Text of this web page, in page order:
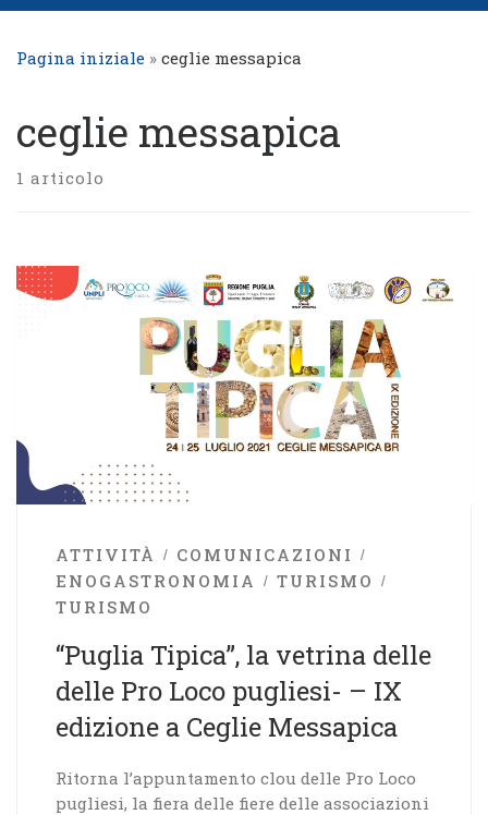
Pagina iniziale » ceglie messapica
ceglie messapica
1 articolo
ATTIVITÀ
COMUNICAZIONI
ENOGASTRONOMIA
TURISMO
TURISMO
“Puglia Tipica”, la vetrina delle
delle Pro Loco pugliesi- – IX
edizione a Ceglie Messapica
Ritorna l’appuntamento clou delle Pro Loco
pugliesi, la fiera delle fiere delle associazioni